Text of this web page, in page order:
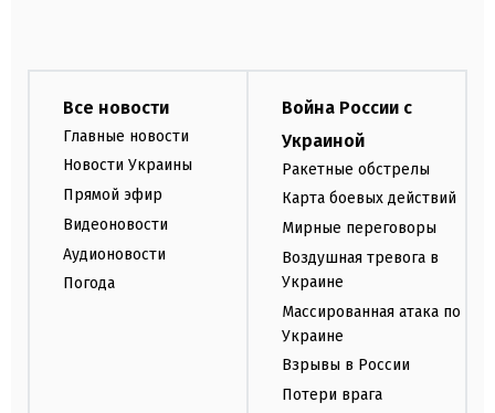
Все новости
Главные новости
Новости Украины
Прямой эфир
Видеоновости
Аудионовости
Погода
Война России с
Украиной
Ракетные обстрелы
Карта боевых действий
Мирные переговоры
Воздушная тревога в
Украине
Массированная атака по
Украине
Взрывы в России
Потери врага